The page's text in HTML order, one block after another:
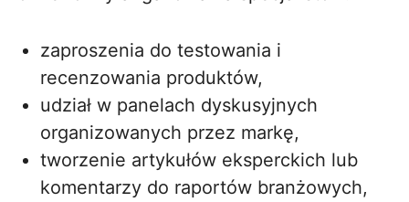
zaproszenia do testowania i
recenzowania produktów,
udział w panelach dyskusyjnych
organizowanych przez markę,
tworzenie artykułów eksperckich lub
komentarzy do raportów branżowych,